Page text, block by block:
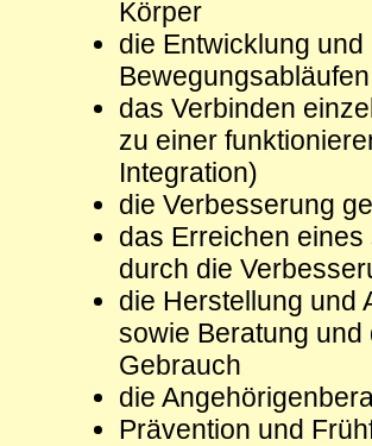
Körper
die Entwicklung
Bewegungsabläufen
das Verbinden
zu einer
Integration)
die Verbesserung
das Erreichen
durch die
die Herstellung und
sowie Beratung
Gebrauch
die
Prävention und